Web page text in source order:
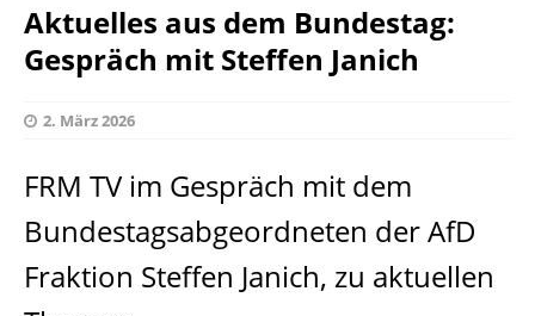
Aktuelles aus dem Bundestag:
Gespräch mit Steffen Janich
2. März 2026
FRM TV im Gespräch mit dem
Bundestagsabgeordneten der AfD
Fraktion Steffen Janich, zu aktuellen